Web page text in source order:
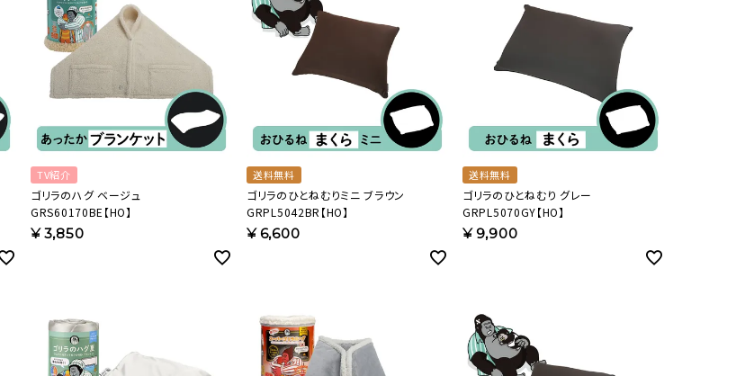
TV紹介
ゴリラのハグ ベージュ
GRS60170BE【HO】
¥3,850
送料無料
ゴリラのひとねむりミニ ブラウン
GRPL5042BR【HO】
¥6,600
送料無料
ゴリラのひとねむり グレー
GRPL5070GY【HO】
¥9,900